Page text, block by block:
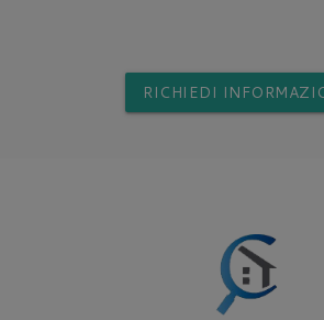
RICHIEDI